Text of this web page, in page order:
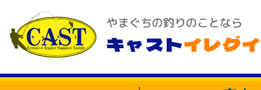
やまぐちの釣りのことなら
キャストイレグイ